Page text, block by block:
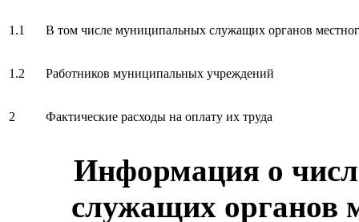
1.1 В том числе муниципальных служащих органов
1.2 Работников муниципальных учреждений
2 Фактические расходы на оплату их труда
Информация о
служащих органов